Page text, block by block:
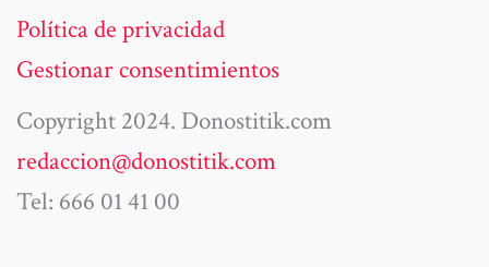
Política de privacidad
Gestionar consentimientos
Copyright 2024. Donostitik.com
redaccion@donostitik.com
Tel: 666 01 41 00